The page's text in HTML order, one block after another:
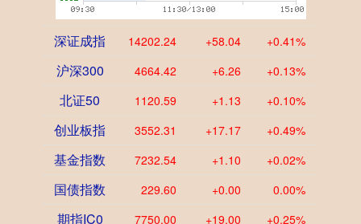
深证成指 14202.24 +58.04 +0.41%
沪深300 4664.42 +6.26 +0.13%
北证50 1120.59 +1.13 +0.10%
创业板指 3552.31 +17.17 +0.49%
基金指数 7232.54 +1.10 +0.02%
国债指数 229.60 +0.00 0.00%
期指IC0 7750.00 +19.00 +0.25%